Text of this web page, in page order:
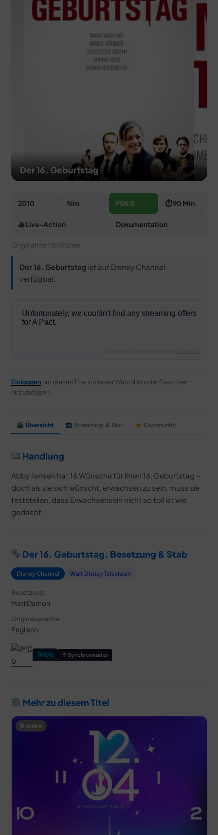
DEALS
Der 16. Geburtstag
2010 film FSK 0 ⏱ 90 Min.
Live-Action Dokumentation
Originaltitel: 16 Wishes
Der 16. Geburtstag ist auf Disney Channel
verfügbar.
Einloggen um diesen Titel zu deiner Watchlist oder Favoriten
hinzuzufügen.
Übersicht Streaming & Disc Community
Handlung
Abby Jensen hat 16 Wünsche für ihren 16. Geburtstag –
doch als sie sich wünscht, erwachsen zu sein, muss sie
feststellen, dass Erwachsensein nicht so toll ist wie
gedacht.
Der 16. Geburtstag: Besetzung & Stab
Disney Channel Walt Disney Television
Besetzung
Matt Damon
Originalsprache
Englisch
TMDB Synchronkartei
Mehr zu diesem Titel
Artikel